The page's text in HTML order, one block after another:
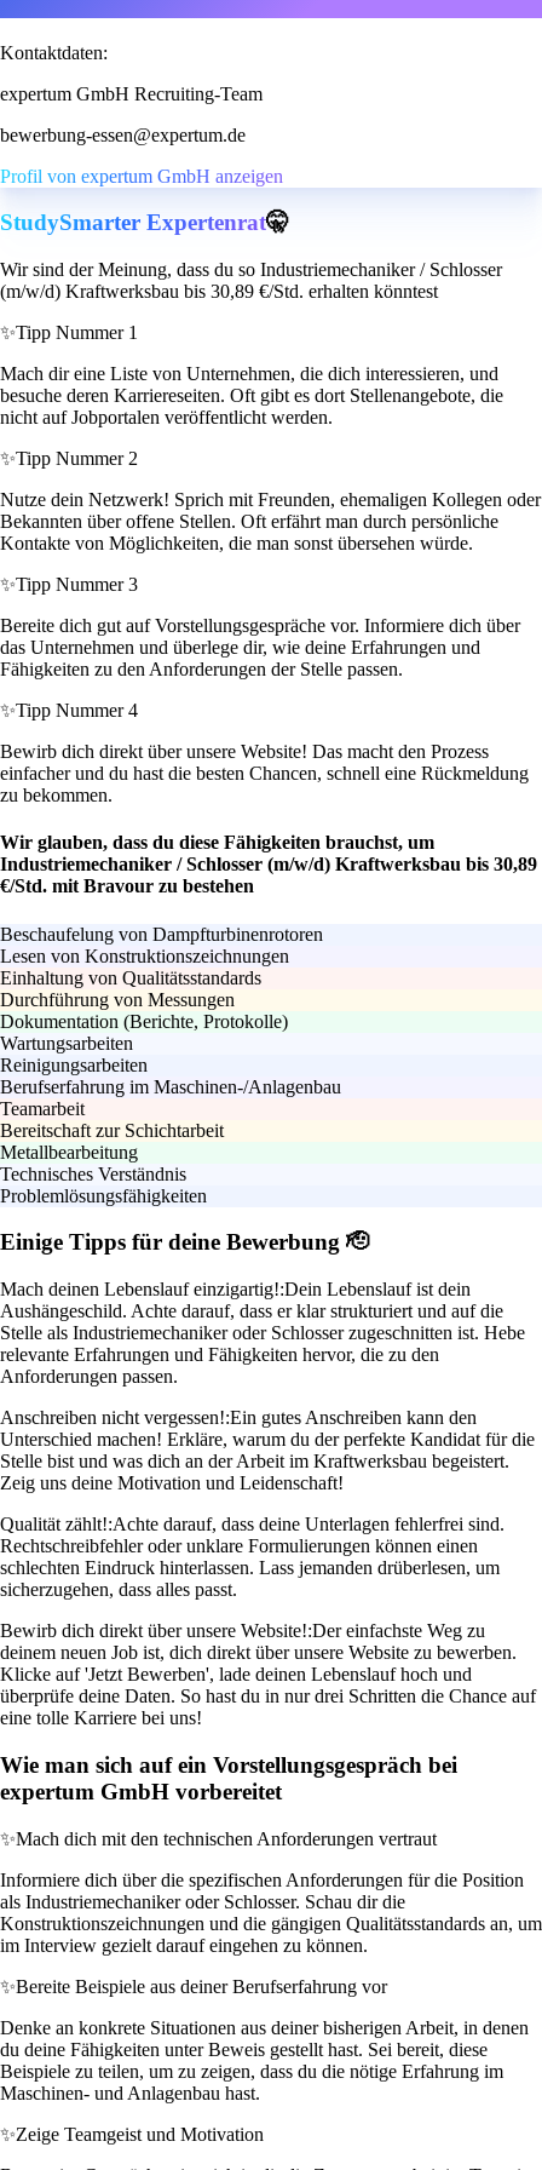
Kontaktdaten:
expertum GmbH Recruiting-Team
bewerbung-essen@expertum.de
Profil von expertum GmbH anzeigen
StudySmarter Expertenrat🤫
Wir sind der Meinung, dass du so Industriemechaniker / Schlosser
(m/w/d) Kraftwerksbau bis 30,89 €/Std. erhalten könntest
✨Tipp Nummer 1
Mach dir eine Liste von Unternehmen, die dich interessieren, und
besuche deren Karriereseiten. Oft gibt es dort Stellenangebote, die
nicht auf Jobportalen veröffentlicht werden.
✨Tipp Nummer 2
Nutze dein Netzwerk! Sprich mit Freunden, ehemaligen Kollegen oder
Bekannten über offene Stellen. Oft erfährt man durch persönliche
Kontakte von Möglichkeiten, die man sonst übersehen würde.
✨Tipp Nummer 3
Bereite dich gut auf Vorstellungsgespräche vor. Informiere dich über
das Unternehmen und überlege dir, wie deine Erfahrungen und
Fähigkeiten zu den Anforderungen der Stelle passen.
✨Tipp Nummer 4
Bewirb dich direkt über unsere Website! Das macht den Prozess
einfacher und du hast die besten Chancen, schnell eine Rückmeldung
zu bekommen.
Wir glauben, dass du diese Fähigkeiten brauchst, um
Industriemechaniker / Schlosser (m/w/d) Kraftwerksbau bis 30,89
€/Std. mit Bravour zu bestehen
Beschaufelung von Dampfturbinenrotoren
Lesen von Konstruktionszeichnungen
Einhaltung von Qualitätsstandards
Durchführung von Messungen
Dokumentation (Berichte, Protokolle)
Wartungsarbeiten
Reinigungsarbeiten
Berufserfahrung im Maschinen-/Anlagenbau
Teamarbeit
Bereitschaft zur Schichtarbeit
Metallbearbeitung
Technisches Verständnis
Problemlösungsfähigkeiten
Einige Tipps für deine Bewerbung 🫡
Mach deinen Lebenslauf einzigartig!:Dein Lebenslauf ist dein
Aushängeschild. Achte darauf, dass er klar strukturiert und auf die
Stelle als Industriemechaniker oder Schlosser zugeschnitten ist. Hebe
relevante Erfahrungen und Fähigkeiten hervor, die zu den
Anforderungen passen.
Anschreiben nicht vergessen!:Ein gutes Anschreiben kann den
Unterschied machen! Erkläre, warum du der perfekte Kandidat für die
Stelle bist und was dich an der Arbeit im Kraftwerksbau begeistert.
Zeig uns deine Motivation und Leidenschaft!
Qualität zählt!:Achte darauf, dass deine Unterlagen fehlerfrei sind.
Rechtschreibfehler oder unklare Formulierungen können einen
schlechten Eindruck hinterlassen. Lass jemanden drüberlesen, um
sicherzugehen, dass alles passt.
Bewirb dich direkt über unsere Website!:Der einfachste Weg zu
deinem neuen Job ist, dich direkt über unsere Website zu bewerben.
Klicke auf 'Jetzt Bewerben', lade deinen Lebenslauf hoch und
überprüfe deine Daten. So hast du in nur drei Schritten die Chance auf
eine tolle Karriere bei uns!
Wie man sich auf ein Vorstellungsgespräch bei
expertum GmbH vorbereitet
✨Mach dich mit den technischen Anforderungen vertraut
Informiere dich über die spezifischen Anforderungen für die Position
als Industriemechaniker oder Schlosser. Schau dir die
Konstruktionszeichnungen und die gängigen Qualitätsstandards an, um
im Interview gezielt darauf eingehen zu können.
✨Bereite Beispiele aus deiner Berufserfahrung vor
Denke an konkrete Situationen aus deiner bisherigen Arbeit, in denen
du deine Fähigkeiten unter Beweis gestellt hast. Sei bereit, diese
Beispiele zu teilen, um zu zeigen, dass du die nötige Erfahrung im
Maschinen- und Anlagenbau hast.
✨Zeige Teamgeist und Motivation